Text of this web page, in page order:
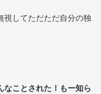
視してただただ自分の独
なことされた！もー知ら